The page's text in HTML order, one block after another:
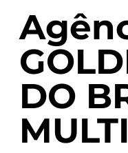
DO